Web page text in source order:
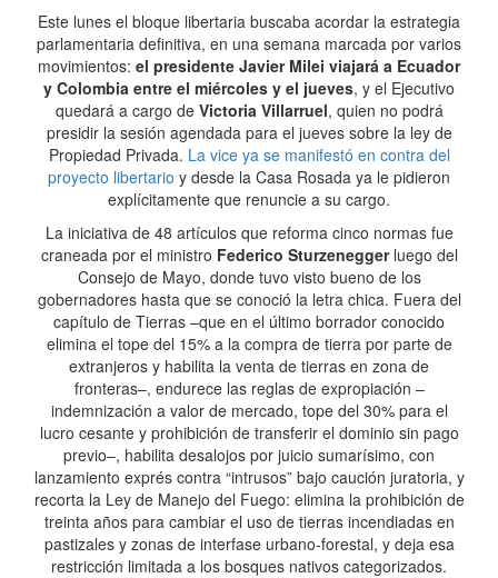
Este lunes el bloque libertaria buscaba acordar la estrategia
parlamentaria definitiva, en una semana marcada por varios
movimientos: el presidente Javier Milei viajará a Ecuador
y Colombia entre el miércoles y el jueves, y el Ejecutivo
quedará a cargo de Victoria Villarruel, quien no podrá
presidir la sesión agendada para el jueves sobre la ley de
Propiedad Privada. La vice ya se manifestó en contra del
proyecto libertario y desde la Casa Rosada ya le pidieron
explícitamente que renuncie a su cargo.
La iniciativa de 48 artículos que reforma cinco normas fue
craneada por el ministro Federico Sturzenegger luego del
Consejo de Mayo, donde tuvo visto bueno de los
gobernadores hasta que se conoció la letra chica. Fuera del
capítulo de Tierras –que en el último borrador conocido
elimina el tope del 15% a la compra de tierra por parte de
extranjeros y habilita la venta de tierras en zona de
fronteras–, endurece las reglas de expropiación –
indemnización a valor de mercado, tope del 30% para el
lucro cesante y prohibición de transferir el dominio sin pago
previo–, habilita desalojos por juicio sumarísimo, con
lanzamiento exprés contra “intrusos” bajo caución juratoria, y
recorta la Ley de Manejo del Fuego: elimina la prohibición de
treinta años para cambiar el uso de tierras incendiadas en
pastizales y zonas de interfase urbano-forestal, y deja esa
restricción limitada a los bosques nativos categorizados.